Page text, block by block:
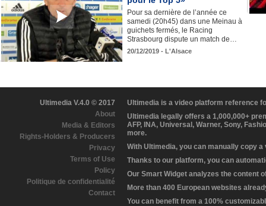
Pour sa dernière de l’année ce
samedi (20h45) dans une Meinau à
guichets fermés, le Racing
Strasbourg dispute un match de…
20/12/2019 - L'Alsace
Ultimedia V.4.0 © 2017
About
Media & Editors
Rights-Holders & Producers
Privacy
Terms of Use
Policy
Politique de confidentialité
Contact
Ultimedia is a video platform reference
Ultimedia legally offers a 1,000,000+
AFP, INA, Universal, Warner, Sony,
more.
With Ultimedia, you can manually copy
Thanks to our platform, you can
Our Smart Widget analyzes the content
More than 400 European websites
You can benefit from a 100%